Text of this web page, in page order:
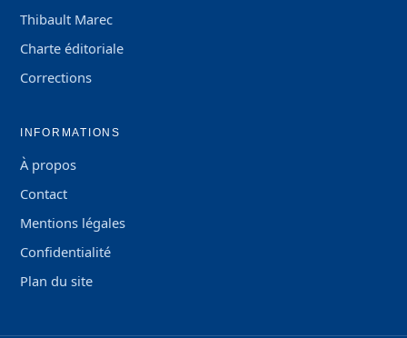
Thibault Marec
Charte éditoriale
Corrections
INFORMATIONS
À propos
Contact
Mentions légales
Confidentialité
Plan du site